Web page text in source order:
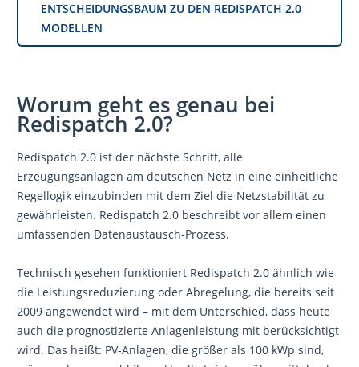
ENTSCHEIDUNGSBAUM ZU DEN REDISPATCH 2.0
MODELLEN
Worum geht es genau bei
Redispatch 2.0?
Redispatch 2.0 ist der nächste Schritt, alle
Erzeugungsanlagen am deutschen Netz in eine einheitliche
Regellogik einzubinden mit dem Ziel die Netzstabilität zu
gewährleisten. Redispatch 2.0 beschreibt vor allem einen
umfassenden Datenaustausch-Prozess.
Technisch gesehen funktioniert Redispatch 2.0 ähnlich wie
die Leistungsreduzierung oder Abregelung, die bereits seit
2009 angewendet wird – mit dem Unterschied, dass heute
auch die prognostizierte Anlagenleistung mit berücksichtigt
wird. Das heißt: PV-Anlagen, die größer als 100 kWp sind,